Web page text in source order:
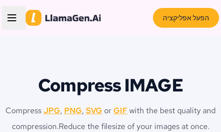
הפעל אפליקציה
Compress IMAGE
CompressJPG, PNG, SVG orGIFwith the best quality and
compression.Reduce the filesize of your images at once.